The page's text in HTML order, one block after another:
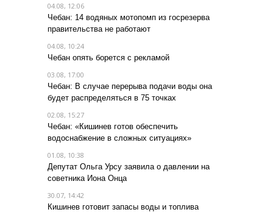
04.08, 12:06
Чебан: 14 водяных мотопомп из госрезерва
правительства не работают
04.08, 10:24
Чебан опять борется с рекламой
03.08, 17:00
Чебан: В случае перерыва подачи воды она
будет распределяться в 75 точках
02.08, 15:27
Чебан: «Кишинев готов обеспечить
водоснабжение в сложных ситуациях»
01.08, 10:38
Депутат Ольга Урсу заявила о давлении на
советника Иона Онца
30.07, 14:42
Кишинев готовит запасы воды и топлива